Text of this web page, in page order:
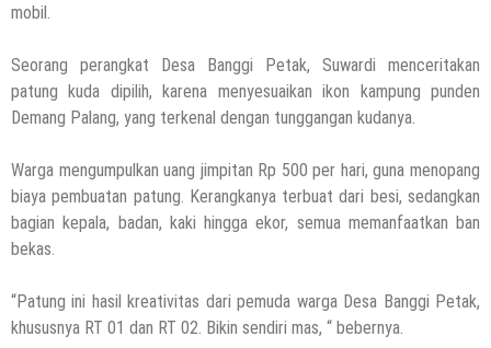
mobil.
Seorang perangkat Desa Banggi Petak, Suwardi menceritakan
patung kuda dipilih, karena menyesuaikan ikon kampung punden
Demang Palang, yang terkenal dengan tunggangan kudanya.
Warga mengumpulkan uang jimpitan Rp 500 per hari, guna menopang
biaya pembuatan patung. Kerangkanya terbuat dari besi, sedangkan
bagian kepala, badan, kaki hingga ekor, semua memanfaatkan ban
bekas.
“Patung ini hasil kreativitas dari pemuda warga Desa Banggi Petak,
khususnya RT 01 dan RT 02. Bikin sendiri mas, “ bebernya.